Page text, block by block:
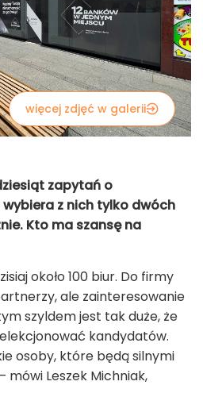
więcej zdjęć w galerii
zapytań o
z nich tylko dwóch
Kto ma szansę na
około 100 biur. Do firmy
ale zainteresowanie
szyldem jest tak duże, że
kandydatów.
osoby, które będą silnymi
mówi Leszek Michniak,